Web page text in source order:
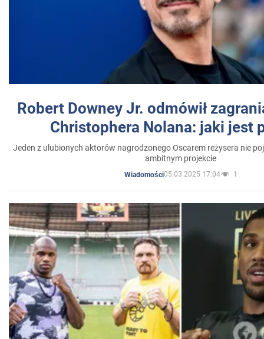
Robert Downey Jr. odmówił
Christophera Nolana: jaki jest
Jeden z ulubionych aktorów nagrodzonego Oscarem reżysera nie
ambitnym projekcie
Wiadomości05.03.2025 17:04 1